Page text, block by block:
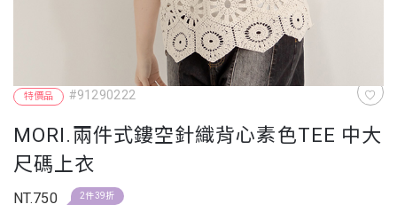
特價品 #91290222
MORI.兩件式鏤空針織背心素色TEE 中大
尺碼上衣
NT.750 2件39折